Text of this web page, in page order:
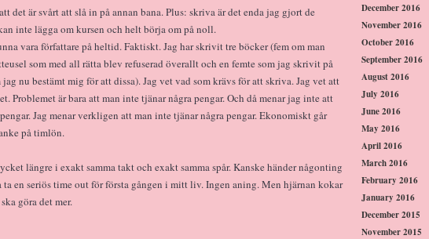
det är svårt att slå in på annan bana. Plus: skriva är det enda jag gjort de
inte lägga om kursen och helt börja om på noll.
vara författare på heltid. Faktiskt. Jag har skrivit tre böcker (fem om man
som med all rätta blev refuserad överallt och en femte som jag skrivit på
jag nu bestämt mig för att dissa). Jag vet vad som krävs för att skriva. Jag vet att
Problemet är bara att man inte tjänar några pengar. Och då menar jag inte att
Jag menar verkligen att man inte tjänar några pengar. Ekonomiskt går
på timlön.
längre i exakt samma takt och exakt samma spår. Kanske händer någonting
ta en seriös time out för första gången i mitt liv. Ingen aning. Men hjärnan kokar
göra det mer.
December 2016
November 2016
October 2016
September 2016
August 2016
July 2016
June 2016
May 2016
April 2016
March 2016
February 2016
January 2016
December 2015
November 2015